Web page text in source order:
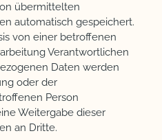
übermittelten
automatisch gespeichert.
von einer betroffenen
Verantwortlichen
Daten werden
oder der
Person
Weitergabe dieser
an Dritte.